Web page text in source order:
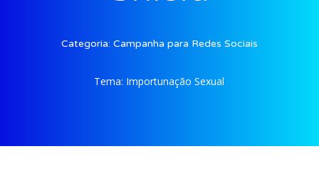
Categoria: Campanha para Redes Sociais
Tema: Importunação Sexual